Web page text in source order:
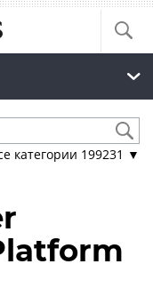
категории 199231 ▼